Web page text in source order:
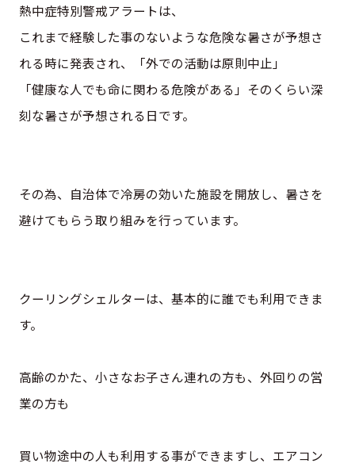
熱中症特別警戒アラートは、
これまで経験した事のないような危険な暑さが予想さ
れる時に発表され、「外での活動は原則中止」
「健康な人でも命に関わる危険がある」そのくらい深
刻な暑さが予想される日です。
その為、自治体で冷房の効いた施設を開放し、暑さを
避けてもらう取り組みを行っています。
クーリングシェルターは、基本的に誰でも利用できま
す。
高齢のかた、小さなお子さん連れの方も、外回りの営
業の方も
買い物途中の人も利用する事ができますし、エアコン